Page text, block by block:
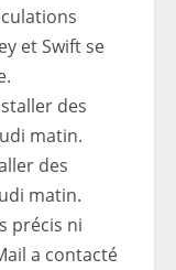
et Swift se
des
matin.
précis ni
a contacté